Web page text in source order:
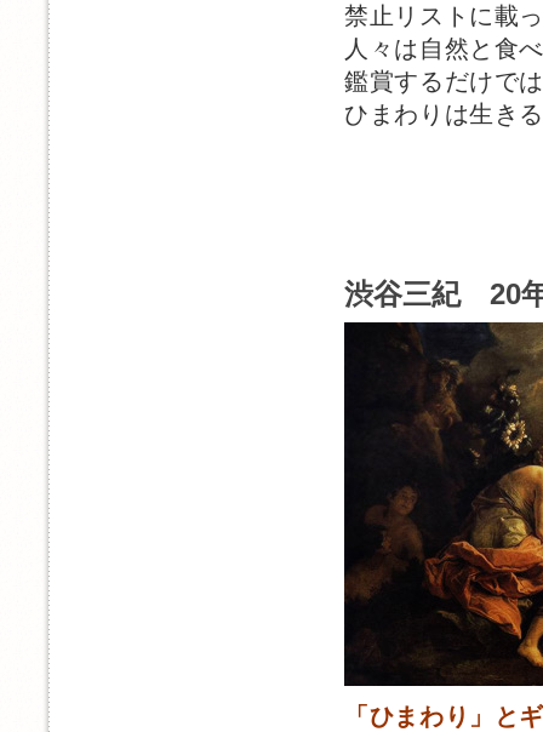
禁止リストに載
人々は自然と食
鑑賞するだけで
ひまわりは生き
渋谷三紀 20
「ひまわり」と